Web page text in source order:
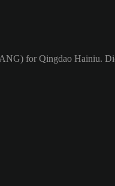
for Qingdao Hainiu.